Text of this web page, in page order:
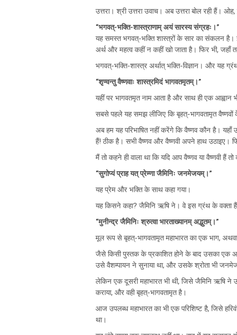
उत्तरा। श्री उत्तरा उवाच। अब उत्तरा बोल रही हैं।
“भगवत्-भक्ति-शास्त्राणाम् अयं सारस्य संग्रहः।”
यह समस्त भगवत्-भक्ति शास्त्रों के सार का संकलन है।
अर्थ और महत्व कहीं न कहीं खो जाता है। फिर भी, जहाँ
भगवत्-भक्ति-शास्त्र अर्थात् भक्ति-विज्ञान। और यह
“शृण्वन्तु वैष्णवाः शास्त्रमिदं भागवतमृतम्।”
यहीं पर भागवतमृत नाम आता है और साथ ही एक आह्वान
सबसे पहले यह समझ लीजिए कि बृहत्-भागवतामृत वैष्णवों
अब हम यह परिभाषित नहीं करेंगे कि वैष्णव कौन है।
हैं! ठीक है। सभी वैष्णव और वैष्णवी अपने हाथ उठाइए।
मैं तो कहने ही वाला था कि यदि आप वैष्णव या वैष्णवी हैं
“सुगोप्यं प्राह यत् प्रेम्णा जैमिनिः जनमेजयम्।”
यह प्रेम और भक्ति के साथ कहा गया।
यह किसने कहा? जैमिनि ऋषि ने। वे इस ग्रंथ के वक्ता
“मुनीन्द्र जैमिनिः श्रुत्वा भारताख्यानम् अद्भुतम्।”
मूल रूप से बृहत्-भागवतामृत महाभारत का एक भाग,
जैसे किसी पुस्तक के प्रकाशित होने के बाद उसका एक
उसे वैशम्पायन ने सुनाया था, और उसके श्रोता भी
लेकिन एक दूसरी महाभारत भी थी, जिसे जैमिनि ऋषि
कराया, और वही बृहत्-भागवतामृत है।
आज उपलब्ध महाभारत का भी एक परिशिष्ट है, जिसे
था।